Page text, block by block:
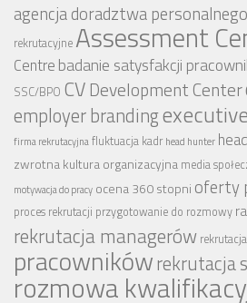
agencja doradztwa personalnego
rekrutacyjne Assessment
Centre badanie satysfakcji
SSC/BPO CV Development Center
employer branding
firma rekrutacyjnafluktuacja kadr head hunter
zwrotnakultura organizacyjna media
motywacja do pracy ocena 360 stopni oferty
proces rekrutacji przygotowanie do rozmowy
rekrutacja managerów
pracownikówrekrutacja
rozmowa